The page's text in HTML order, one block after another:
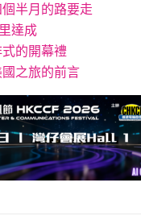
半月的路要走
達成
的開幕禮
之旅的前言